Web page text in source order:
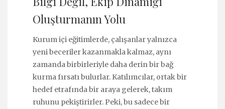
Oluşturmanın Yolu
Kurum içi eğitimlerde, çalışanlar yalnızca
yeni beceriler kazanmakla kalmaz, aynı
zamanda birbirleriyle daha derin bir bağ
kurma fırsatı bulurlar. Katılımcılar, ortak bir
hedef etrafında bir araya gelerek, takım
ruhunu pekiştirirler. Peki, bu sadece bir